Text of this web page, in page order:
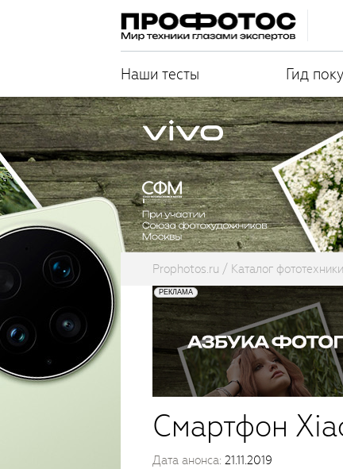
Наши тесты Гид
Prophotos.ru Каталог фототехники
Смартфон
Дата анонса: 21.11.2019